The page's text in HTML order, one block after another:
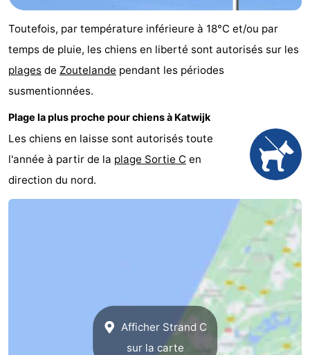
Toutefois, par température inférieure à 18°C et/ou par
temps de pluie, les chiens en liberté sont autorisés sur les
plages de Zoutelande pendant les périodes
susmentionnées.
Plage la plus proche pour chiens à Katwijk
Les chiens en laisse sont autorisés toute
l'année à partir de la plage Sortie C en
direction du nord.
Afficher Strand C
sur la carte